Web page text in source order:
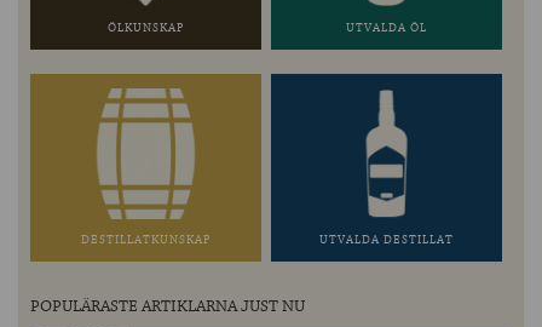
ÖLKUNSKAP UTVALDA ÖL
DESTILLATKUNSKAP UTVALDA DESTILLAT
POPULÄRASTE ARTIKLARNA JUST NU